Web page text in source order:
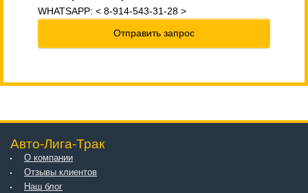
WHATSAPP: < 8-914-543-31-28 >
Отправить запрос
Авто-Лига-Трак
О компании
Отзывы клиентов
Наш блог